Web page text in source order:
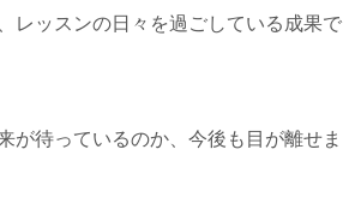
レッスンの日々を過ごしている成果で
が待っているのか、今後も目が離せま